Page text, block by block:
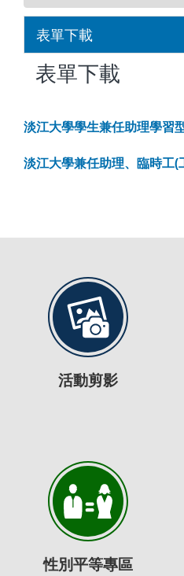
表單下載
表單下載
淡江大學學生兼任助理學習
淡江大學兼任助理、臨時工
活動剪影
性別平等專區